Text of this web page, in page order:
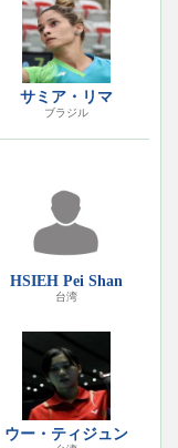
サミア・リマ
ブラジル
HSIEH Pei Shan
台湾
ウー・ティジュン